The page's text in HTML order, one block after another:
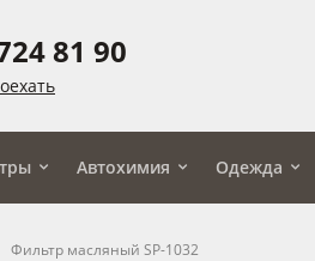
81 90
Автохимия Одежда
Фильтр масляный SP-1032